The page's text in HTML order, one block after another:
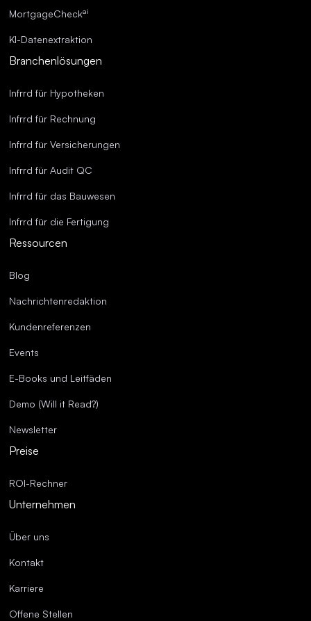
MortgageCheckai
KI-Datenextraktion
Branchenlösungen
Infrrd für Hypotheken
Infrrd für Rechnung
Infrrd für Versicherungen
Infrrd für Audit QC
Infrrd für das Bauwesen
Infrrd für die Fertigung
Ressourcen
Blog
Nachrichtenredaktion
Kundenreferenzen
Events
E-Books und Leitfäden
Demo (Will it Read?)
Newsletter
Preise
ROI-Rechner
Unternehmen
Über uns
Kontakt
Karriere
Offene Stellen